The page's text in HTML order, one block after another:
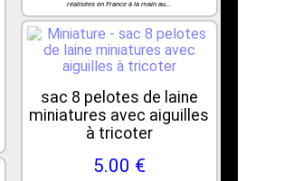
réalisées en France à la main au...
sac 8 pelotes de laine
miniatures avec aiguilles
à tricoter
5.00 €